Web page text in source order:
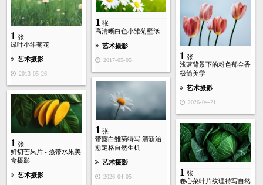
1 张
高清晰白色小雏菊壁纸
艺术摄影
2017-05-05
1 张
绿叶小雏菊花
艺术摄影
2013-05-26
1 张
浅蓝背景下的粉色郁金香
极简美学
艺术摄影
2026-04-21
1 张
带露白雏菊特写 清新治
愈定格自然生机
艺术摄影
2026-04-05
1 张
鲜切芒果片 - 热带水果美
食摄影
艺术摄影 1 张
卷心菜叶片纹理特写自然